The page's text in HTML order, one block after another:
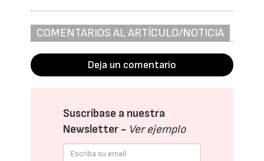
COMENTARIOS AL ARTÍCULO/NOTICIA
Deja un comentario
Suscríbase a nuestra
Newsletter - Ver ejemplo